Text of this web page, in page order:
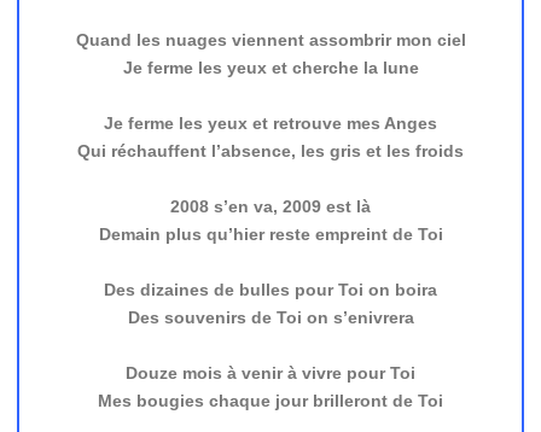
Quand les nuages viennent assombrir mon ciel
Je ferme les yeux et cherche la lune
Je ferme les yeux et retrouve mes Anges
Qui réchauffent l’absence, les gris et les froids
2008 s’en va, 2009 est là
Demain plus qu’hier reste empreint de Toi
Des dizaines de bulles pour Toi on boira
Des souvenirs de Toi on s’enivrera
Douze mois à venir à vivre pour Toi
Mes bougies chaque jour brilleront de Toi